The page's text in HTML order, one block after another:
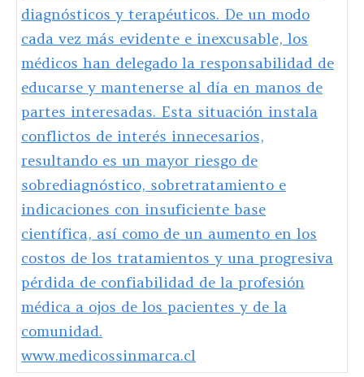
diagnósticos y terapéuticos. De un modo
cada vez más evidente e inexcusable, los
médicos han delegado la responsabilidad de
educarse y mantenerse al día en manos de
partes interesadas. Esta situación instala
conflictos de interés innecesarios,
resultando es un mayor riesgo de
sobrediagnóstico, sobretratamiento e
indicaciones con insuficiente base
científica, así como de un aumento en los
costos de los tratamientos y una progresiva
pérdida de confiabilidad de la profesión
médica a ojos de los pacientes y de la
comunidad.
www.medicossinmarca.cl